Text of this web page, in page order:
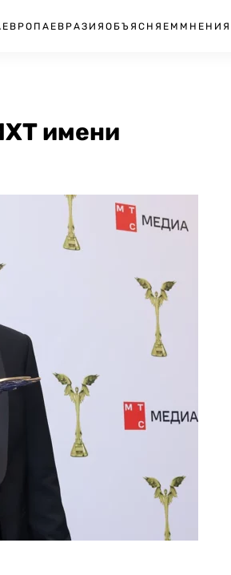
ЕВРОПА ЕВРАЗИЯ ОБЪЯСНЯЕМ МНЕНИЯ
имени